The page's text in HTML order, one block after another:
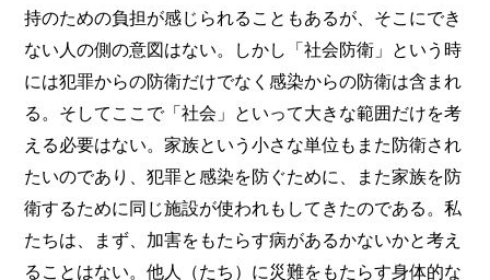
持のための負担が感じられることもあるが、そこにでき
ない人の側の意図はない。しかし「社会防衛」という時
には犯罪からの防衛だけでなく感染からの防衛は含まれ
る。そしてここで「社会」といって大きな範囲だけを考
える必要はない。家族という小さな単位もまた防衛され
たいのであり、犯罪と感染を防ぐために、また家族を防
衛するために同じ施設が使われもしてきたのである。私
たちは、まず、加害をもたらす病があるかないかと考え
ることはない。他人（たち）に災難をもたらす身体的な